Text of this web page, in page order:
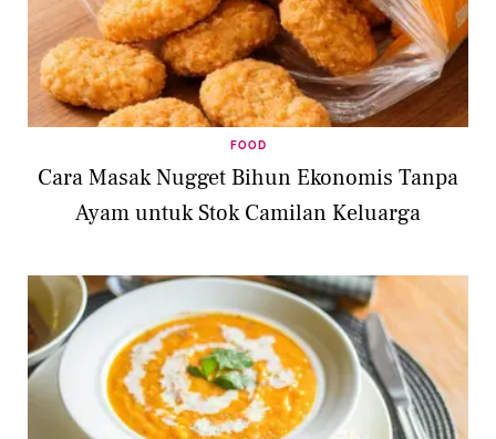
FOOD
Cara Masak Nugget Bihun Ekonomis Tanpa
Ayam untuk Stok Camilan Keluarga